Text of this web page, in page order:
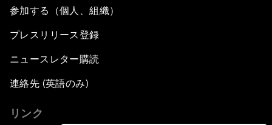
参加する（個人、組織）
プレスリリース登録
ニュースレター購読
連絡先 (英語のみ)
リンク